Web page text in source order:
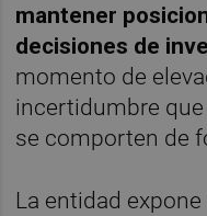
mantener
decisiones de
momento de
incertidumbre
se comporten de
La entidad